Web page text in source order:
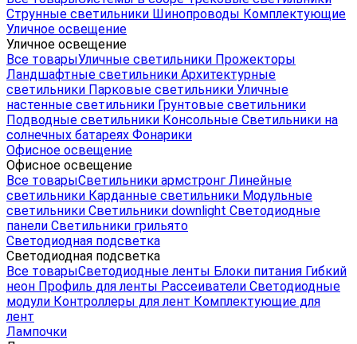
Струнные светильники Шинопроводы Комплектующие
Уличное освещение
Уличное освещение
Все товарыУличные светильники Прожекторы
Ландшафтные светильники Архитектурные
светильники Парковые светильники Уличные
настенные светильники Грунтовые светильники
Подводные светильники Консольные Светильники на
солнечных батареях Фонарики
Офисное освещение
Офисное освещение
Все товарыСветильники армстронг Линейные
светильники Карданные светильники Модульные
светильники Светильники downlight Светодиодные
панели Светильники грильято
Светодиодная подсветка
Светодиодная подсветка
Все товарыСветодиодные ленты Блоки питания Гибкий
неон Профиль для ленты Рассеиватели Светодиодные
модули Контроллеры для лент Комплектующие для
лент
Лампочки